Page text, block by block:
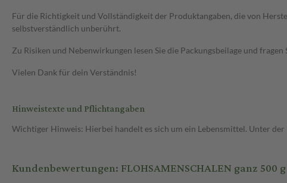
Für die Richtigkeit und Vollständigkeit der Produktangaben, die von
selbstverständlich unberührt.
Zu Risiken und Nebenwirkungen lesen Sie die Packungsbeilage und
Vielen Dank für dein Verständnis!
Hinweistexte und Pflichtangaben
Wichtiger Hinweis: Hierbei handelt es sich um ein Lebensmittel. Unter
Kundenbewertungen: FLOHSAMENSCHALEN ganz 500